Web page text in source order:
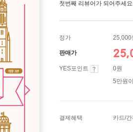
첫번째 리뷰어가 되어주세
정가 25,000
판매가
YES포인트
0원
5만원
결제혜택 카드/